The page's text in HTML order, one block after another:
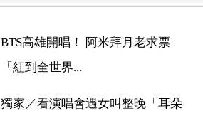
BTS高雄開唱！ 阿米拜月老求票
「紅到全世界...
獨家／看演唱會遇女叫整晚「耳朵